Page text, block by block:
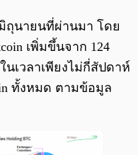
ถุนายนที่ผ่านมา โดย
เพิ่มขึ้นจาก 124
นเวลาเพียงไม่กี่สัปดาห์
ทั้งหมด ตามข้อมูล